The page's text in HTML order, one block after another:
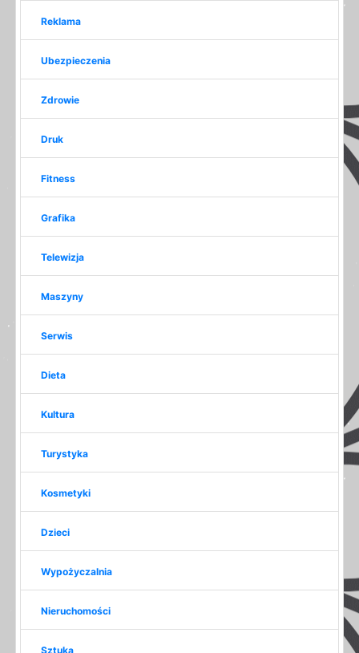
Reklama
Ubezpieczenia
Zdrowie
Druk
Fitness
Grafika
Telewizja
Maszyny
Serwis
Dieta
Kultura
Turystyka
Kosmetyki
Dzieci
Wypożyczalnia
Nieruchomości
Sztuka